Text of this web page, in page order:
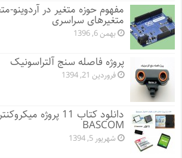
مفهوم حوزه متغیر در آردوینو-
متغیرهای سراسری
بهمن 6, 1396
پروژه فاصله سنج آلتراسونیک
فروردین 21, 1394
BASCOM
شهریور 5, 1394